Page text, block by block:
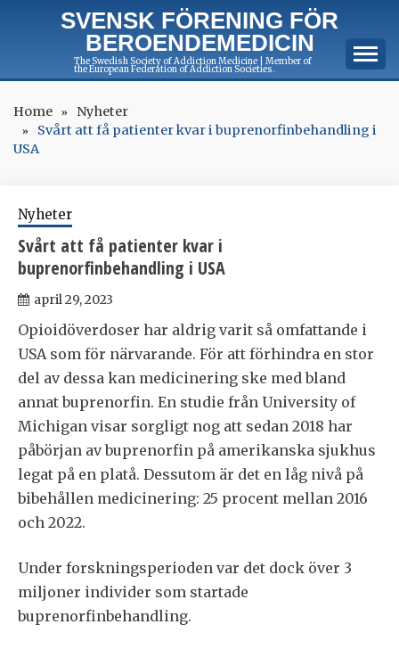
SVENSK FÖRENING FÖR
BEROENDEMEDICIN
The Swedish Society of Addiction Medicine | Member of
the European Federation of Addiction Societies.
Home
Nyheter
Svårt att få patienter kvar i buprenorfinbehandling i
USA
Nyheter
Svårt att få patienter kvar i
buprenorfinbehandling i USA
april 29, 2023
Opioidöverdoser har aldrig varit så omfattande i
USA som för närvarande. För att förhindra en stor
del av dessa kan medicinering ske med bland
annat buprenorfin. En studie från University of
Michigan visar sorgligt nog att sedan 2018 har
påbörjan av buprenorfin på amerikanska sjukhus
legat på en platå. Dessutom är det en låg nivå på
bibehållen medicinering: 25 procent mellan 2016
och 2022.
Under forskningsperioden var det dock över 3
miljoner individer som startade
buprenorfinbehandling.